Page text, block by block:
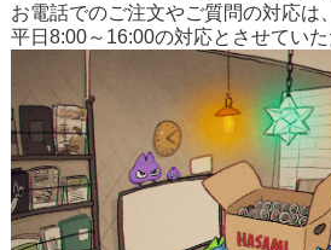
お電話でのご注文やご質問の対応は
平日8:00～16:00の対応とさせていた